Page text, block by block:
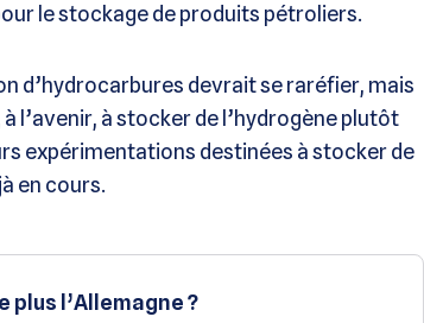
le stockage de produits pétroliers.
d’hydrocarbures devrait se raréfier, mais
l’avenir, à stocker de l’hydrogène plutôt
expérimentations destinées à stocker de
en cours.
plus l’Allemagne ?